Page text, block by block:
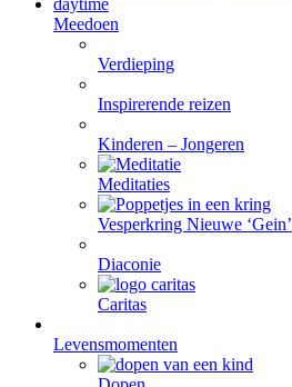
Meedoen
Verdieping
Inspirerende reizen
Kinderen – Jongeren
Meditaties
Vesperkring Nieuwe ‘Gein’
Diaconie
Caritas
Levensmomenten